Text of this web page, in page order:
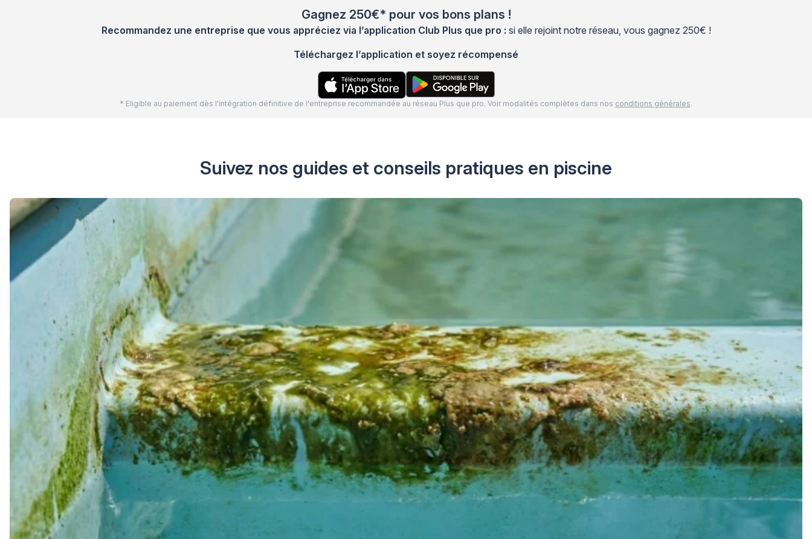
Gagnez 250€* pour vos bons plans !
Recommandez une entreprise que vous appréciez via l’application Club Plus que pro : si elle rejoint notre réseau, vous gagnez 250€ !
Téléchargez l’application et soyez récompensé
* Eligible au paiement dès l'intégration définitive de l'entreprise recommandée au réseau Plus que pro. Voir modalités complètes dans nos conditions générales.
Suivez nos guides et conseils pratiques en piscine